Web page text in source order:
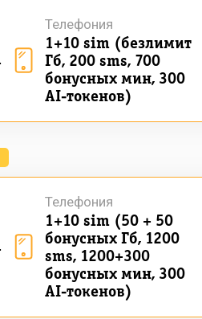
1+10 sim (безлимит
Гб, 200 sms, 700
бонусных мин, 300
AI-токенов)
Телефония
1+10 sim (50 + 50
бонусных Гб, 1200
sms, 1200+300
бонусных мин, 300
AI-токенов)
Телефония